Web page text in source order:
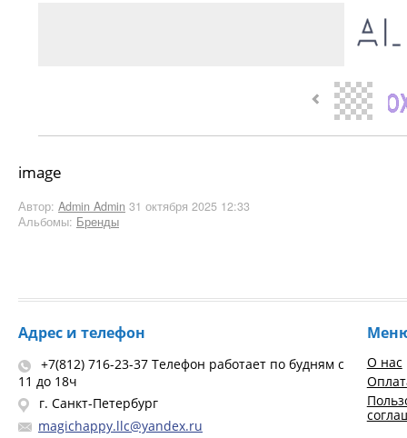
image
Автор: Admin Admin 31 октября 2025 12:33
Альбомы: Бренды
Адрес и телефон
+7(812) 716-23-37 Телефон работает по будням с
11 до 18ч
г. Санкт-Петербург
magichappy.llc@yandex.ru
О нас